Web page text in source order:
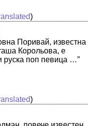
)
Поривай, известна
Корольова, е
руска поп певица …”
)